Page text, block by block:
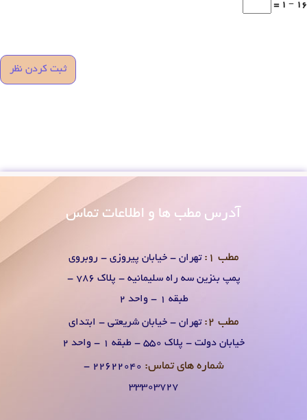
16 − 1 =
آدرس مطب ها و اطلاعات تماس
مطب 1:
تهران - خیابان پیروزی - روبروی
پمپ بنزین سه راه سلیمانیه - پلاک 786 -
طبقه 1 - واحد 2
مطب 2:
تهران - خیابان شریعتی - ابتدای
خیابان دولت - پلاک 550 - طبقه 1 - واحد 2
شماره های تماس:
۲۲۶۲۲۰۴0 -
۳۳۳۰۳۷۲۷